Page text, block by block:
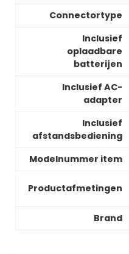
Connectortype
Inclusief
oplaadbare
batterijen
Inclusief AC-
adapter
Inclusief
afstandsbediening
Modelnummer item
Productafmetingen
Brand